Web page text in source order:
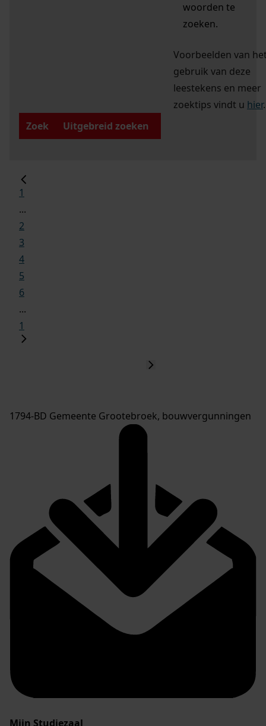
woorden te
zoeken.
Voorbeelden van
gebruik van deze
leestekens en meer
zoektips vindt u hier.
Zoek
Uitgebreid zoeken
1
...
2
3
4
5
6
...
1
1794-BD Gemeente Grootebroek, bouwvergunningen
Mijn Studiezaal